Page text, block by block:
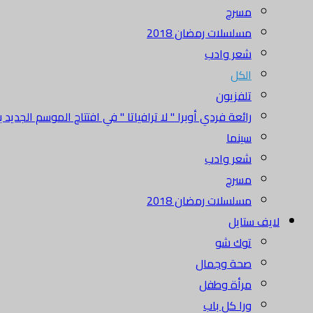
مسرح
مسلسلات رمضان 2018
شعر وادب
الكل
تلفزيون
رائعة فردي أوبرا " لا ترافياتا " في افتتاح الموسم الجديد
سينما
شعر وادب
مسرح
مسلسلات رمضان 2018
لايف ستايل
توك شو
صحة وجمال
مرأة وطفل
ورا كل باب